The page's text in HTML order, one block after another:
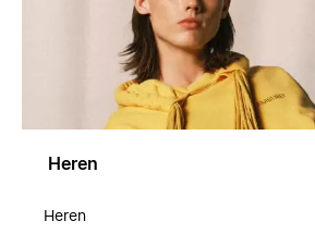
Heren
Heren